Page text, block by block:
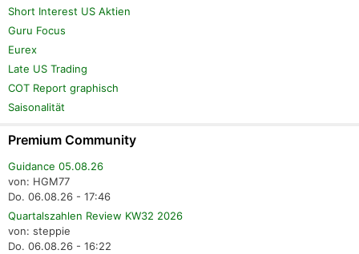
Short Interest US Aktien
Guru Focus
Eurex
Late US Trading
COT Report graphisch
Saisonalität
Premium Community
Guidance 05.08.26
von: HGM77
Do. 06.08.26 - 17:46
Quartalszahlen Review KW32 2026
von: steppie
Do. 06.08.26 - 16:22